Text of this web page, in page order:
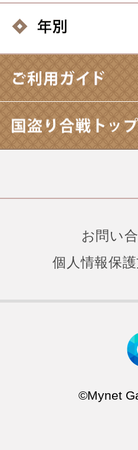
お問い
個人情報保
©Mynet